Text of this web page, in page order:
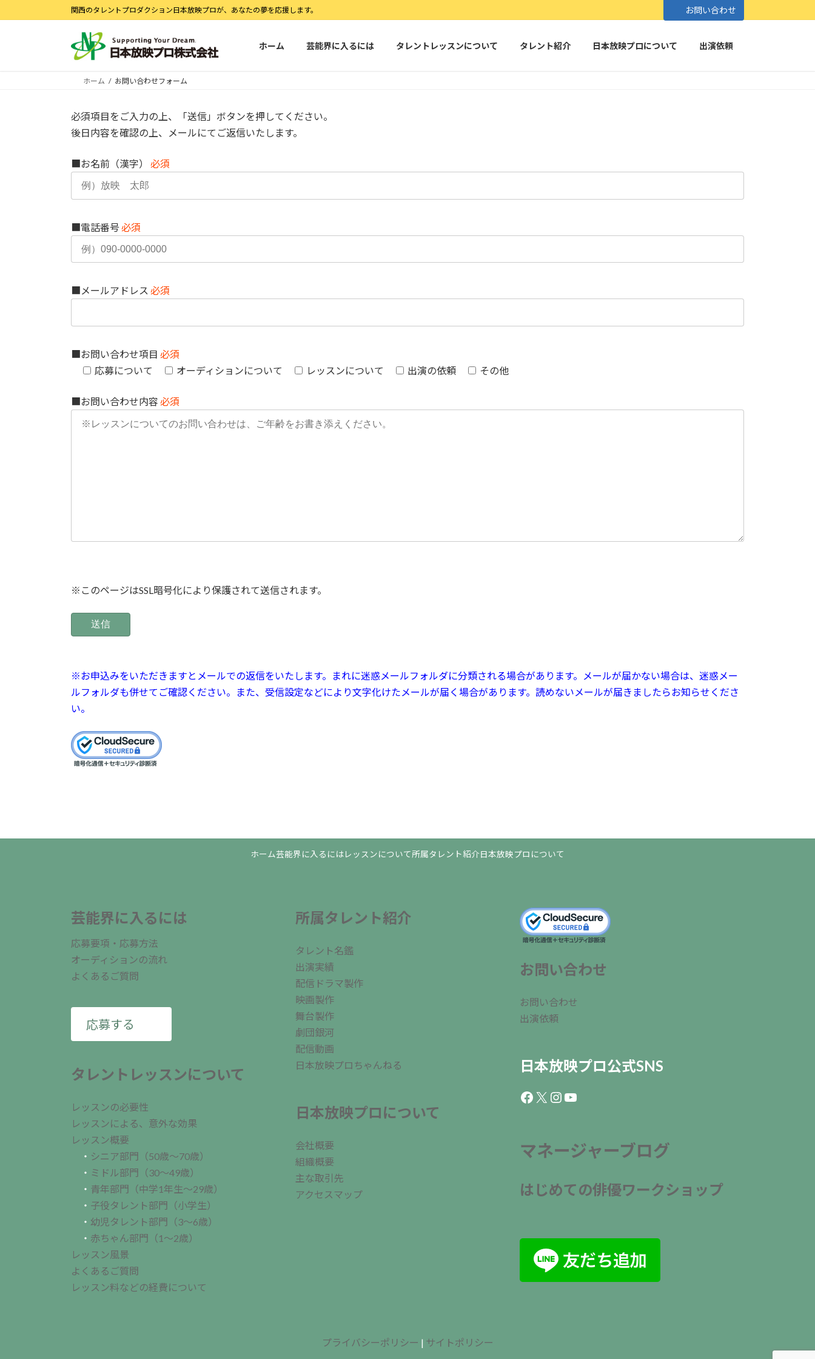
ン
ビ
関西のタレントプロダクション日本放映プロが、あなたの夢を応援します。 お問い合わせ
ホーム 芸能界に入るには タレントレッスンについて タレント紹介 日本放映プロについて 出演依頼
ホーム お問い合わせフォーム
必須項目をご入力の上、「送信」ボタンを押してください。
後日内容を確認の上、メールにてご返信いたします。
■お名前（漢字） 必須
■電話番号必須
■メールアドレス 必須
■お問い合わせ項目 必須
応募について
オーディションについて レッスンについて 出演の依頼 その他
■お問い合わせ内容 必須
※このページはSSL暗号化により保護されて送信されます。
※お申込みをいただきますとメールでの返信をいたします。まれに迷惑メールフォルダに分類される場合があります。メールが届かない場合は、迷惑メー
ルフォルダも併せてご確認ください。また、受信設定などにより文字化けたメールが届く場合があります。読めないメールが届きましたらお知らせくださ
い。
ホーム芸能界に入るにはレッスンについて所属タレント紹介日本放映プロについて
芸能界に入るには
応募要項・応募方法
オーディションの流れ
よくあるご質問
応募する
タレントレッスンについて
レッスンの必要性
レッスンによる、意外な効果
レッスン概要
・ シニア部門（50歳～70歳）
・ ミドル部門（30～49歳）
・ 青年部門（中学1年生～29歳）
・ 子役タレント部門（小学生）
・ 幼児タレント部門（3～6歳）
・ 赤ちゃん部門（1～2歳）
レッスン風景
よくあるご質問
レッスン料などの経費について
所属タレント紹介
タレント名鑑
出演実績
配信ドラマ製作
映画製作
舞台製作
劇団銀河
配信動画
日本放映プロちゃんねる
日本放映プロについて
会社概要
組織概要
主な取引先
アクセスマップ
お問い合わせ
お問い合わせ
出演依頼
日本放映プロ公式SNS
Facebook
X Instagram
YouTube
マネージャーブログ
はじめての俳優ワークショップ
プライバシーポリシー | サイトポリシー